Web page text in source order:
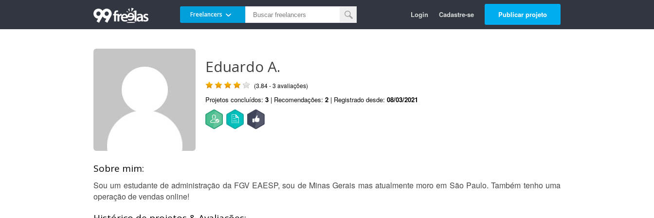
Freelancers Login Cadastre-se Publicar projeto
Eduardo A.
(3.84 - 3 avaliações)
Projetos concluídos: 3 | Recomendações: 2 | Registrado desde: 08/03/2021
Sobre mim:
Sou um estudante de administração da FGV EAESP, sou de Minas Gerais mas atualmente moro em São Paulo. Também tenho uma
operação de vendas online!